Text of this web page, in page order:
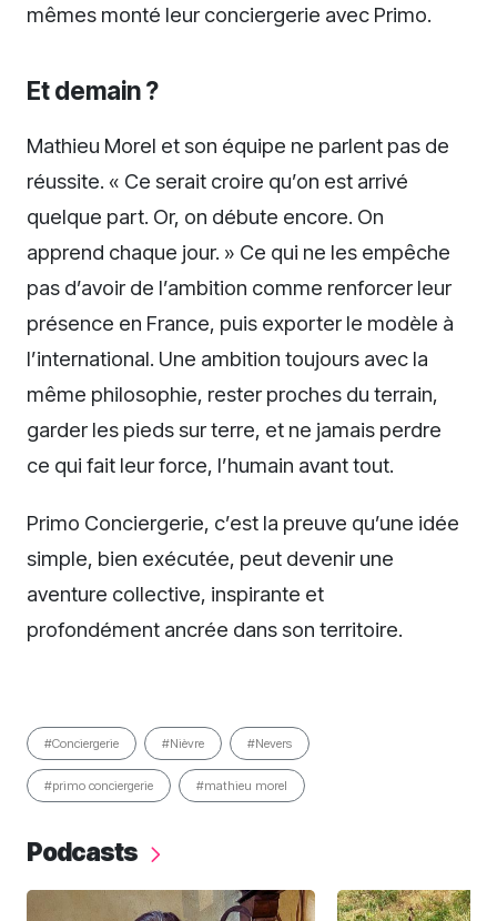
mêmes monté leur conciergerie avec Primo.
Et demain ?
Mathieu Morel et son équipe ne parlent pas de
réussite. « Ce serait croire qu’on est arrivé
quelque part. Or, on débute encore. On
apprend chaque jour. » Ce qui ne les empêche
pas d’avoir de l’ambition comme renforcer leur
présence en France, puis exporter le modèle à
l’international. Une ambition toujours avec la
même philosophie, rester proches du terrain,
garder les pieds sur terre, et ne jamais perdre
ce qui fait leur force, l’humain avant tout.
Primo Conciergerie, c’est la preuve qu’une idée
simple, bien exécutée, peut devenir une
aventure collective, inspirante et
profondément ancrée dans son territoire.
#Conciergerie #Nièvre #Nevers
#primo conciergerie #mathieu morel
Podcasts